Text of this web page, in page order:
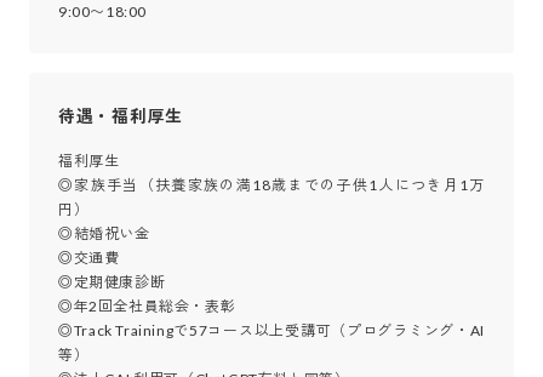
9:00〜18:00
待遇・福利厚生
福利厚生
◎家族手当（扶養家族の満18歳までの子供1人につき月1万
円）
◎結婚祝い金
◎交通費
◎定期健康診断
◎年2回全社員総会・表彰
◎Track Trainingで57コース以上受講可（プログラミング・AI
等）